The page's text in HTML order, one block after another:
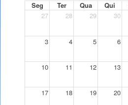
Seg Ter Qua Qui
27
28 29 30
3 4 5 6
10 11 12 13
17 18 19 20